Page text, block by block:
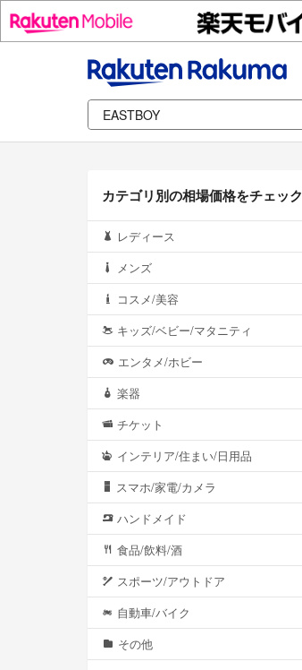
カテゴリ別の相場価格をチェック
レディース
メンズ
コスメ/美容
キッズ/ベビー/マタニティ
エンタメ/ホビー
楽器
チケット
インテリア/住まい/日用品
スマホ/家電/カメラ
ハンドメイド
食品/飲料/酒
スポーツ/アウトドア
自動車/バイク
その他